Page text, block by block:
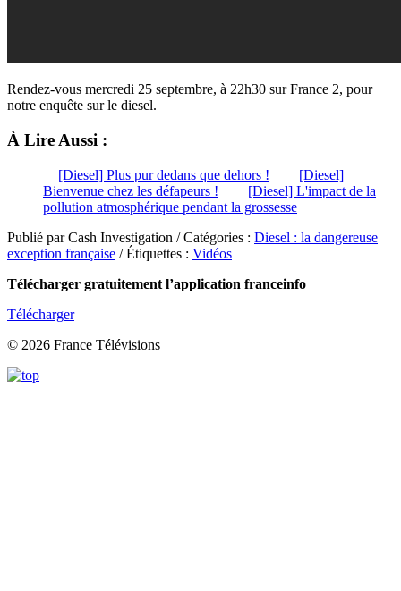
Rendez-vous mercredi 25 septembre, à 22h30 sur France 2, pour
notre enquête sur le diesel.
À Lire Aussi :
[Diesel] Plus pur dedans que dehors !
[Diesel]
Bienvenue chez les défapeurs !
[Diesel] L'impact de la
pollution atmosphérique pendant la grossesse
Publié par Cash Investigation / Catégories : Diesel : la dangereuse
exception française / Étiquettes : Vidéos
Télécharger gratuitement l’application franceinfo
Télécharger
© 2026 France Télévisions